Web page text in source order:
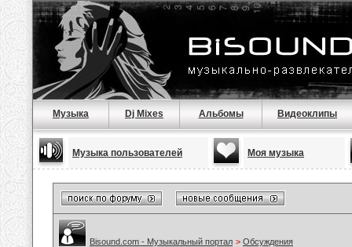
Музыка Dj Mixes Альбомы Видеоклипы
Музыка пользователей Моя музыка
Bisound.com - Музыкальный портал > Обсуждения